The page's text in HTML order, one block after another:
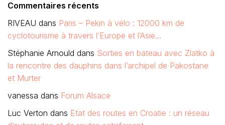
Commentaires récents
RIVEAU dans Paris – Pekin à vélo : 12000 km de
cyclotourisme à travers l’Europe et l’Asie…
Stéphanie Arnould dans Sorties en bateau avec Zlatko à
la rencontre des dauphins dans l’archipel de Pakostane
et Murter
vanessa dans Forum Alsace
Luc Verton dans Etat des routes en Croatie : un réseau